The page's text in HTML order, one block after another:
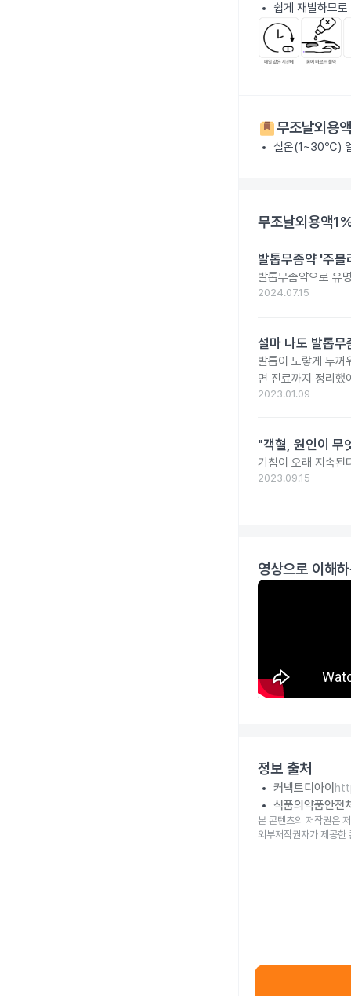
쉽게 재발하므
무조날외용
실온(1~30℃)
무조날외용액
발톱무좀약 '주
발톱무좀약으로 유
2024.07.15
설마 나도 발톱
발톱이 노랗게 두꺼
면 진료까지 정리했
2023.01.09
"객혈, 원인이 무
기침이 오래 지속된
2023.09.15
영상으로 이해
정보 출처
커넥트디아이
식품의약품안전
본 콘텐츠의 저작권은
외부저작권자가 제공한